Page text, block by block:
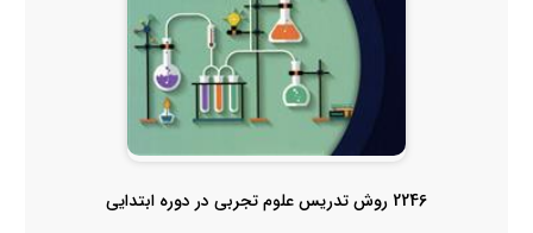
2246 روش تدریس علوم تجربی در دوره ابتدایی